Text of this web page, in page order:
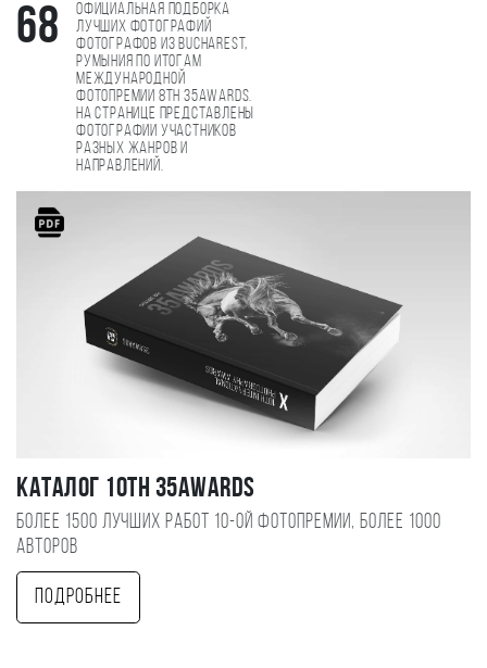
68
Официальная подборка
лучших фотографий
фотографов из Bucharest,
Румыния по итогам
международной
фотопремии 8th 35AWARDS.
На странице представлены
фотографии участников
разных жанров и
направлений.
Каталог 10TH 35AWARDS
Более 1500 лучших работ 10-ой фотопремии, более 1000
авторов
Подробнее